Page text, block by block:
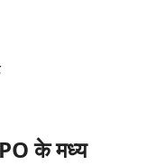
केमध्य